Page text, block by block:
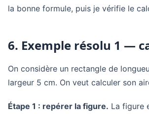
la bonne formule, puis je vérifie le
6. Exemple résolu 1 —
On considère un rectangle de
largeur 5 cm. On veut calculer son
Étape 1 : repérer la figure. La figure